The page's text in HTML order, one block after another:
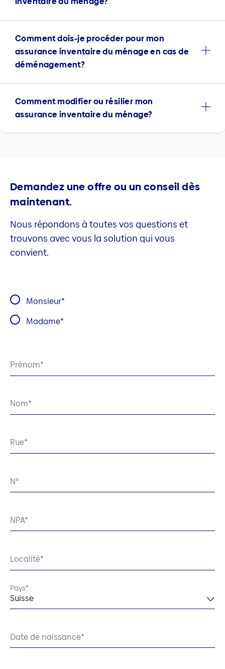
Comment dois-je procéder pour mon
assurance inventaire du ménage en cas de
déménagement?
Comment modifier ou résilier mon
assurance inventaire du ménage?
Demandez une offre ou un conseil dès
maintenant.
Nous répondons à toutes vos questions et
trouvons avec vous la solution qui vous
convient.
Monsieur
Madame
Prénom
Nom
Rue
N°
NPA
Localité
Pays
Suisse
Date de naissance